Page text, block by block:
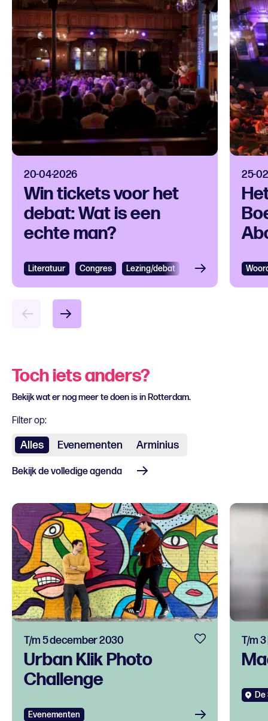
20-04-2026
Win tickets voor het
debat: Wat is een
echte man?
Literatuur Congres Lezing/debat
25-
Toch iets anders?
Bekijk wat er nog meer te doen is in Rotterdam.
Filter op:
Alles Evenementen Arminius
Bekijk de volledige agenda
Urban Klik Photo
Challenge
T/m 5 december 2030
Evenementen
T/m